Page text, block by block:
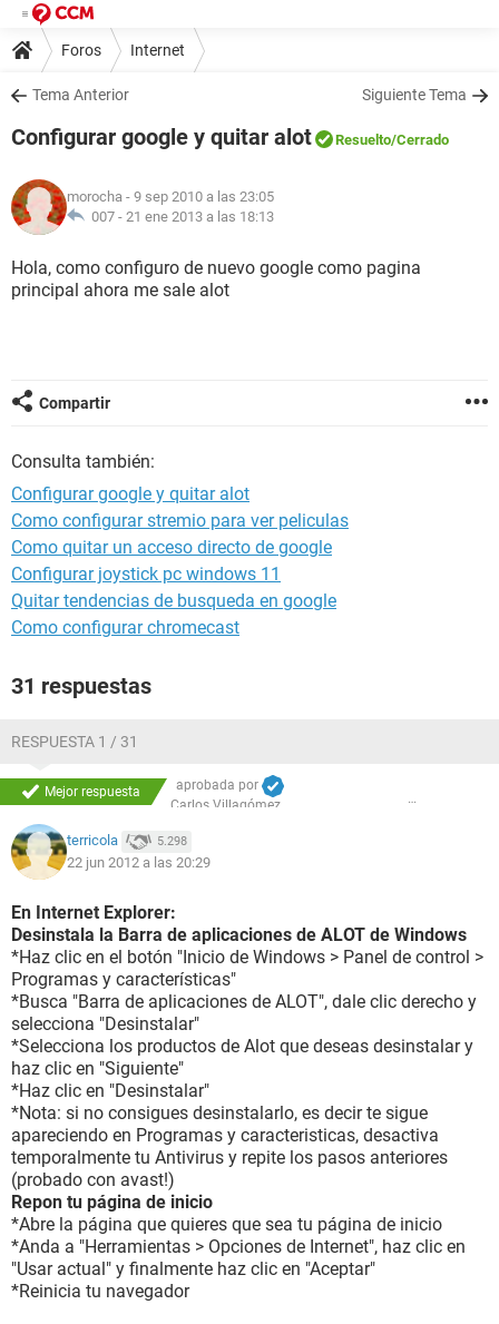
Foros Internet
Tema Anterior Siguiente Tema
Configurar google y quitar alot Resuelto/Cerrado
morocha - 9 sep 2010 a las 23:05
007 - 21 ene 2013 a las 18:13
Hola, como configuro de nuevo google como pagina
principal ahora me sale alot
Compartir
Consulta también:
Configurar google y quitar alot
Como configurar stremio para ver peliculas
Como quitar un acceso directo de google
Configurar joystick pc windows 11
Quitar tendencias de busqueda en google
Como configurar chromecast
31 respuestas
RESPUESTA 1 / 31
Mejor respuesta
aprobada por
Carlos Villagómez
terricola 5.298
22 jun 2012 a las 20:29
En Internet Explorer:
Desinstala la Barra de aplicaciones de ALOT de Windows
*Haz clic en el botón "Inicio de Windows > Panel de control >
Programas y características"
*Busca "Barra de aplicaciones de ALOT", dale clic derecho y
selecciona "Desinstalar"
*Selecciona los productos de Alot que deseas desinstalar y
haz clic en "Siguiente"
*Haz clic en "Desinstalar"
*Nota: si no consigues desinstalarlo, es decir te sigue
apareciendo en Programas y caracteristicas, desactiva
temporalmente tu Antivirus y repite los pasos anteriores
(probado con avast!)
Repon tu página de inicio
*Abre la página que quieres que sea tu página de inicio
*Anda a "Herramientas > Opciones de Internet", haz clic en
"Usar actual" y finalmente haz clic en "Aceptar"
*Reinicia tu navegador